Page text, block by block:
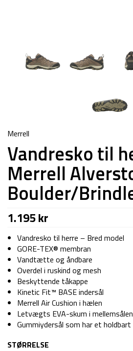
Merrell
Vandresko til
Merrell
Boulder/
1.195kr
Vandresko til herre – Bred model
GORE-TEX® membran
Vandtætte og åndbare
Overdel i ruskind og mesh
Beskyttende tåkappe
Kinetic Fit™ BASE indersål
Merrell Air Cushion i hælen
Letvægts EVA-skum i mellemsålen
Gummiydersål som har et
STØRRELSE